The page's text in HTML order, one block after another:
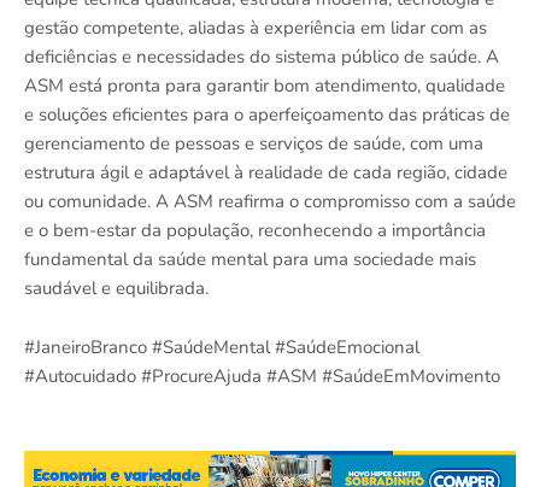
gestão competente, aliadas à experiência em lidar com as
deficiências e necessidades do sistema público de saúde. A
ASM está pronta para garantir bom atendimento, qualidade
e soluções eficientes para o aperfeiçoamento das práticas de
gerenciamento de pessoas e serviços de saúde, com uma
estrutura ágil e adaptável à realidade de cada região, cidade
ou comunidade. A ASM reafirma o compromisso com a saúde
e o bem-estar da população, reconhecendo a importância
fundamental da saúde mental para uma sociedade mais
saudável e equilibrada.
#JaneiroBranco #SaúdeMental #SaúdeEmocional
#Autocuidado #ProcureAjuda #ASM #SaúdeEmMovimento